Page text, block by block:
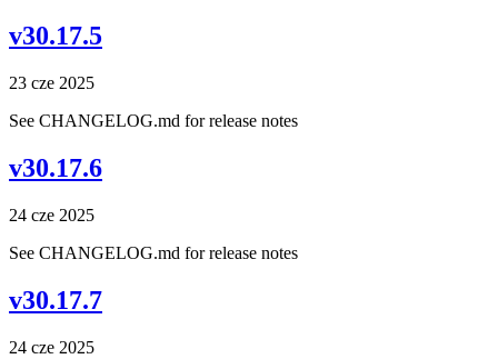
v30.17.5
23 cze 2025
See CHANGELOG.md for release notes
v30.17.6
24 cze 2025
See CHANGELOG.md for release notes
v30.17.7
24 cze 2025